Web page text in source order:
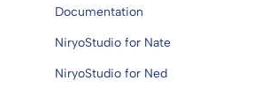
Documentation
NiryoStudio for Nate
NiryoStudio for Ned